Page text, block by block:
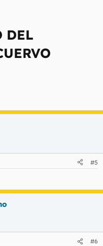
DEL
#5
#6